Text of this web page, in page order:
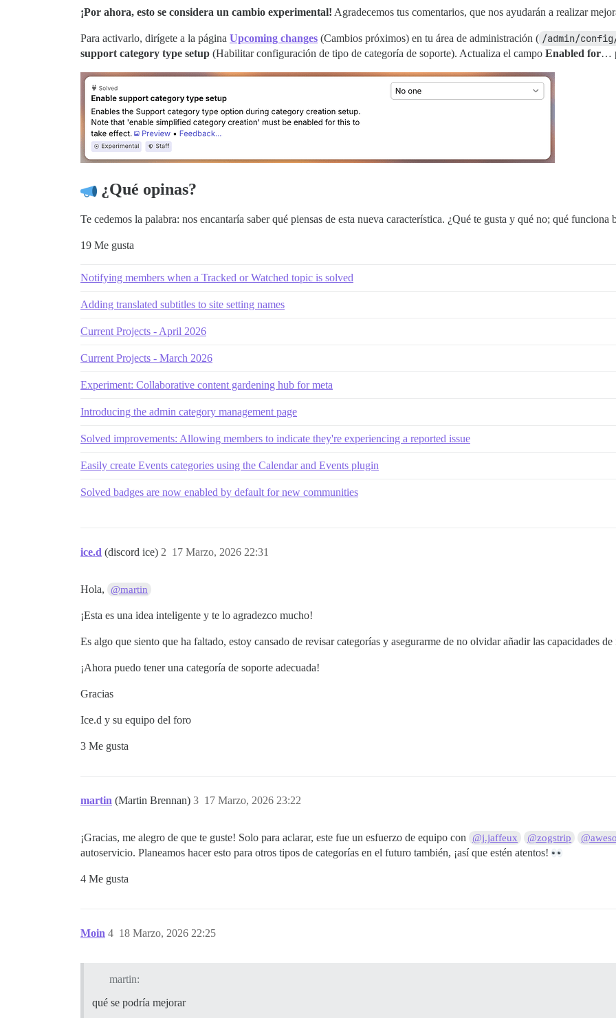
¡Por ahora, esto se considera un cambio experimental! Agradecemos tus comentarios, que nos ayudarán a realizar
Para activarlo, dirígete a la página Upcoming changes (Cambios próximos) en tu área de administración ( /admin/
support category type setup (Habilitar configuración de tipo de categoría de soporte). Actualiza el campo Enabled for…
¿Qué opinas?
Te cedemos la palabra: nos encantaría saber qué piensas de esta nueva característica. ¿Qué te gusta y qué no; qué funciona
19 Me gusta
Notifying members when a Tracked or Watched topic is solved
Adding translated subtitles to site setting names
Current Projects - April 2026
Current Projects - March 2026
Experiment: Collaborative content gardening hub for meta
Introducing the admin category management page
Solved improvements: Allowing members to indicate they're experiencing a reported issue
Easily create Events categories using the Calendar and Events plugin
Solved badges are now enabled by default for new communities
ice.d (discord ice) 17 Marzo, 2026 22:31
2
Hola, @martin
¡Esta es una idea inteligente y te lo agradezco mucho!
Es algo que siento que ha faltado, estoy cansado de revisar categorías y asegurarme de no olvidar añadir las capacidades
¡Ahora puedo tener una categoría de soporte adecuada!
Gracias
Ice.d y su equipo del foro
3 Me gusta
martin (Martin Brennan) 17 Marzo, 2026 23:22
3
¡Gracias, me alegro de que te guste! Solo para aclarar, este fue un esfuerzo de equipo con @j.jaffeux @zogstrip
autoservicio. Planeamos hacer esto para otros tipos de categorías en el futuro también, ¡así que estén atentos!
4 Me gusta
Moin 18 Marzo, 2026 22:25
4
martin:
qué se podría mejorar